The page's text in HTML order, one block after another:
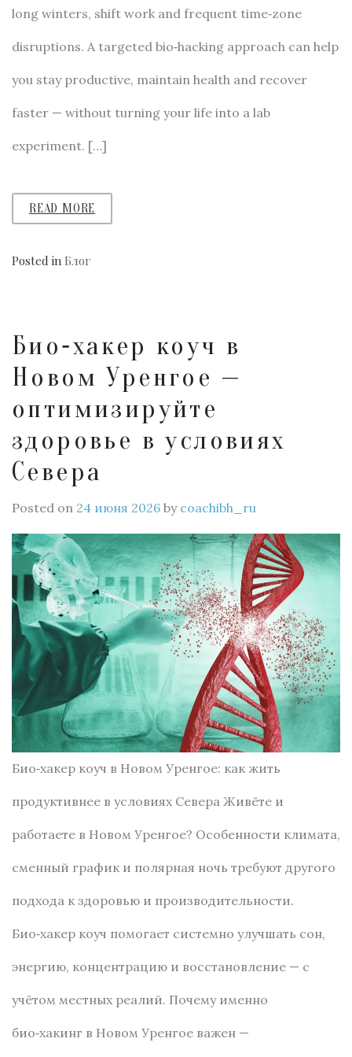
long winters, shift work and frequent time‑zone
disruptions. A targeted bio‑hacking approach can help
you stay productive, maintain health and recover
faster — without turning your life into a lab
experiment. […]
READ MORE
Posted in Блог
Био‑хакер коуч в
Новом Уренгое —
оптимизируйте
здоровье в условиях
Севера
Posted on 24 июня 2026 by coachibh_ru
Био‑хакер коуч в Новом Уренгое: как жить
продуктивнее в условиях Севера Живёте и
работаете в Новом Уренгое? Особенности климата,
сменный график и полярная ночь требуют другого
подхода к здоровью и производительности.
Био‑хакер коуч помогает системно улучшать сон,
энергию, концентрацию и восстановление — с
учётом местных реалий. Почему именно
био‑хакинг в Новом Уренгое важен —